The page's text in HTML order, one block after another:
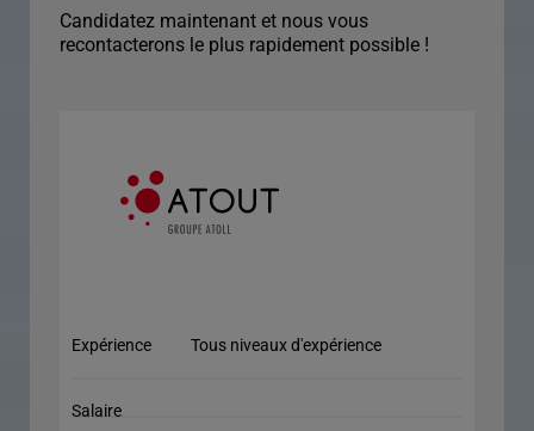
Candidatez maintenant et nous vous
recontacterons le plus rapidement possible !
Expérience Tous niveaux d'expérience
Salaire